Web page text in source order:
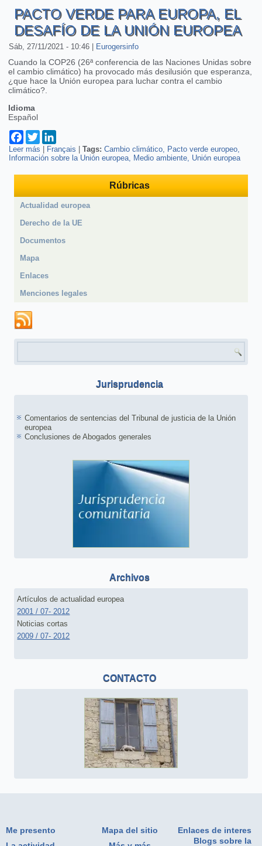
PACTO VERDE PARA EUROPA, EL
DESAFÍO DE LA UNIÓN EUROPEA
Sáb, 27/11/2021 - 10:46 Eurogersinfo
Cuando la COP26 (26ª conferencia de las Naciones Unidas sobre
el cambio climático) ha provocado más desilusión que esperanza,
¿que hace la Unión europea para luchar contra el cambio
climático?.
Idioma
Español
Facebook
Twitter
Leer más sobre Pacto verde para Europa, el desafío de la Unión Europea
Français |Tags:Cambio climático
Pacto verde europeo
Información sobre la Unión europea
Medio ambiente Unión europea
Rúbricas
Actualidad europea
Derecho de la UE
Documentos
Mapa
Enlaces
Menciones legales
Jurisprudencia
Comentarios de sentencias del Tribunal de justicia de la Unión
europea
Conclusiones de Abogados generales
Archivos
Artículos de actualidad europea
2001 / 07- 2012
Noticias cortas
2009 / 07- 2012
CONTACTO
Me presento Mapa del sitio
Enlaces de interes
Blogs sobre la